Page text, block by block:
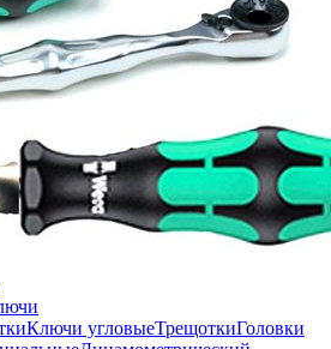
Ключи угловыеТрещоткиГоловки